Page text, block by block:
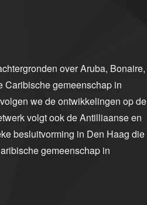
over Aruba, Bonaire,
Caribische gemeenschap in
we de ontwikkelingen op de
volgt ook de Antilliaanse en
besluitvorming in Den Haag die
gemeenschap in